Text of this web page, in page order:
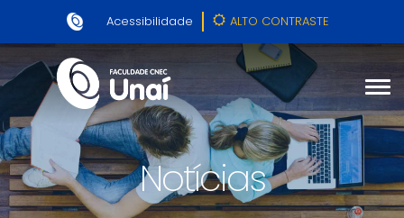
Acessibilidade ALTO CONTRASTE
Notícias